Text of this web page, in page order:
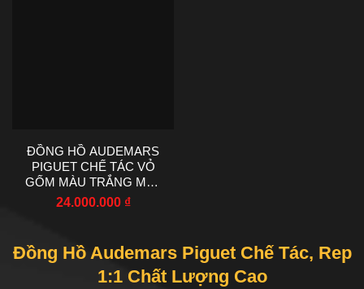
ĐỒNG HỒ AUDEMARS
PIGUET CHẾ TÁC VỎ
GỐM MÀU TRẮNG MẶT
SỐ MÀU XANH DƯƠNG
24.000.000 ₫
Đồng Hồ Audemars Piguet Chế Tác, Rep
1:1 Chất Lượng Cao